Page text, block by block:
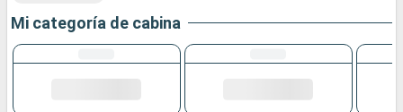
Mi categoría de cabina